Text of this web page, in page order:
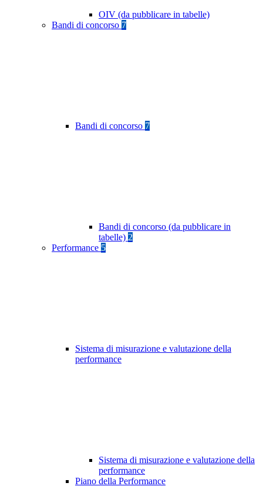
OIV (da pubblicare in tabelle)
Bandi di concorso 7
Bandi di concorso 7
Bandi di concorso (da pubblicare in
tabelle) 2
Performance 5
Sistema di misurazione e valutazione della
performance
Sistema di misurazione e valutazione della
performance
Piano della Performance